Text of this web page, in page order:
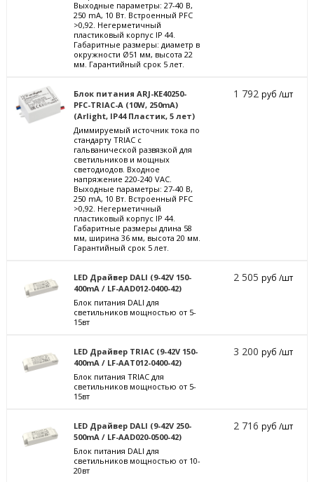
Выходные параметры: 27-40 В,
250 mА, 10 Вт. Встроенный PFC
>0,92. Негерметичный
пластиковый корпус IP 44.
Габаритные размеры: диаметр в
окружности Ø51 мм, высота 22
мм. Гарантийный срок 5 лет.
Блок питания ARJ-KE40250-
PFC-TRIAC-A (10W, 250mA)
(Arlight, IP44 Пластик, 5 лет)
Диммируемый источник тока по
стандарту TRIAC с
гальванической развязкой для
светильников и мощных
светодиодов. Входное
напряжение 220-240 VAC.
Выходные параметры: 27-40 В,
250 mА, 10 Вт. Встроенный PFC
>0,92. Негерметичный
пластиковый корпус IP 44.
Габаритные размеры длина 58
мм, ширина 36 мм, высота 20 мм.
Гарантийный срок 5 лет.
1 792руб /шт
LED Драйвер DALI (9-42V 150-
400mA / LF-AAD012-0400-42)
Блок питания DALI для
светильников мощностью от 5-
15вт
2 505руб /шт
LED Драйвер TRIAC (9-42V 150-
400mA / LF-AAT012-0400-42)
Блок питания TRIAC для
светильников мощностью от 5-
15вт
3 200руб /шт
LED Драйвер DALI (9-42V 250-
500mA / LF-AAD020-0500-42)
Блок питания DALI для
светильников мощностью от 10-
20вт
2 716руб /шт